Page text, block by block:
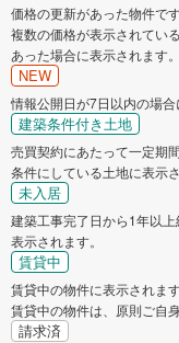
価格の更新があった物件です
複数の価格が表示されてい
あった場合に表示されます。
NEW
情報公開日が7日以内の場合
建築条件付き土地
売買契約にあたって一定期
条件にしている土地に表示さ
未入居
建築工事完了日から1年以
表示されます。
賃貸中
賃貸中の物件に表示されます
賃貸中の物件は、原則ご自
請求済